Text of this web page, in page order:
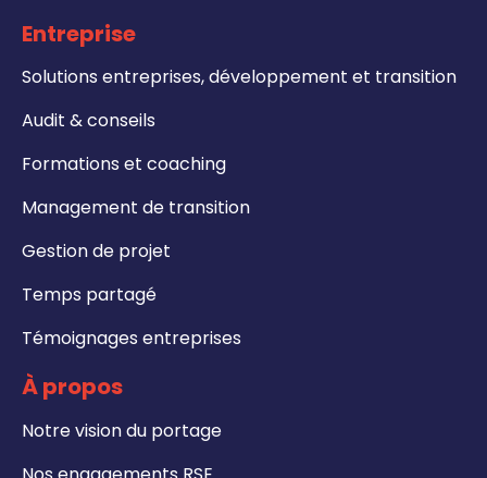
Entreprise
Solutions entreprises, développement et transition
Audit & conseils
Formations et coaching
Management de transition
Gestion de projet
Temps partagé
Témoignages entreprises
À propos
Notre vision du portage